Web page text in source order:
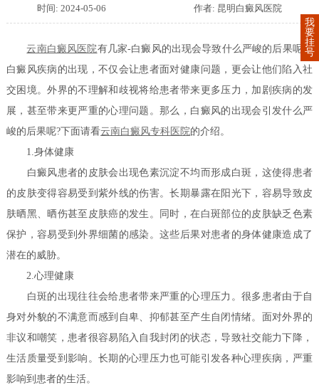
时间: 2024-05-06 作者: 昆明白癜风医院
云南白癜风医院有几家-白癜风的出现会导致什么严峻的后果呢？
白癜风疾病的出现，不仅会让患者面对健康问题，更会让他们陷入社
交困境。外界的不理解和歧视将给患者带来更多压力，加剧疾病的发
展，甚至带来更严重的心理问题。那么，白癜风的出现会引发什么严
峻的后果呢?下面请看云南白癜风专科医院的介绍。
1.身体健康
白癜风患者的皮肤会出现色素沉淀不均而形成白斑，这使得患者
的皮肤变得容易受到紫外线的伤害。长期暴露在阳光下，容易导致皮
肤晒黑、晒伤甚至皮肤癌的发生。同时，在白斑部位的皮肤缺乏色素
保护，容易受到外界细菌的感染。这些后果对患者的身体健康造成了
潜在的威胁。
2.心理健康
白斑的出现往往会给患者带来严重的心理压力。很多患者由于自
身对外貌的不满意而感到自卑、抑郁甚至产生自闭情绪。面对外界的
非议和嘲笑，患者很容易陷入自我封闭的状态，导致社交能力下降，
生活质量受到影响。长期的心理压力也可能引发各种心理疾病，严重
影响到患者的生活。
我
要
挂
号